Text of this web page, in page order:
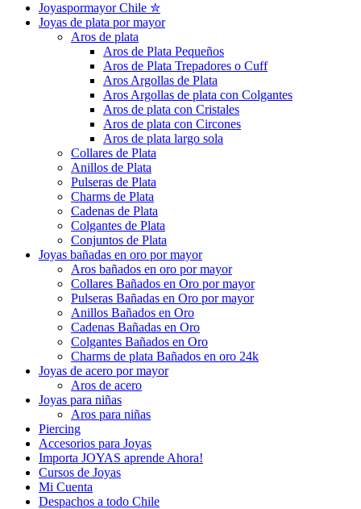
Joyaspormayor Chile ✮
Joyas de plata por mayor
Aros de plata
Aros de Plata Pequeños
Aros de Plata Trepadores o Cuff
Aros Argollas de Plata
Aros Argollas de plata con Colgantes
Aros de plata con Cristales
Aros de plata con Circones
Aros de plata largo sola
Collares de Plata
Anillos de Plata
Pulseras de Plata
Charms de Plata
Cadenas de Plata
Colgantes de Plata
Conjuntos de Plata
Joyas bañadas en oro por mayor
Aros bañados en oro por mayor
Collares Bañados en Oro por mayor
Pulseras Bañadas en Oro por mayor
Anillos Bañados en Oro
Cadenas Bañadas en Oro
Colgantes Bañados en Oro
Charms de plata Bañados en oro 24k
Joyas de acero por mayor
Aros de acero
Joyas para niñas
Aros para niñas
Piercing
Accesorios para Joyas
Importa JOYAS aprende Ahora!
Cursos de Joyas
Mi Cuenta
Despachos a todo Chile